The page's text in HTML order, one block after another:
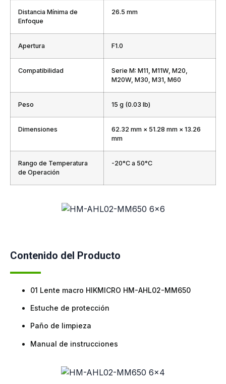
Distancia Mínima de
Enfoque
26.5 mm
Apertura F1.0
Compatibilidad
Serie M: M11, M11W, M20,
M20W, M30, M31, M60
Peso 15 g (0.03 lb)
Dimensiones
62.32 mm × 51.28 mm × 13.26
mm
Rango de Temperatura
de Operación
-20°C a 50°C
Contenido del Producto
01 Lente macro HIKMICRO HM-AHL02-MM650
Estuche de protección
Paño de limpieza
Manual de instrucciones